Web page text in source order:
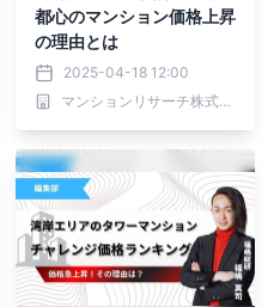
都心のマンション価格上昇
の理由とは
2025-04-18 12:00
マンションリサーチ株式会社